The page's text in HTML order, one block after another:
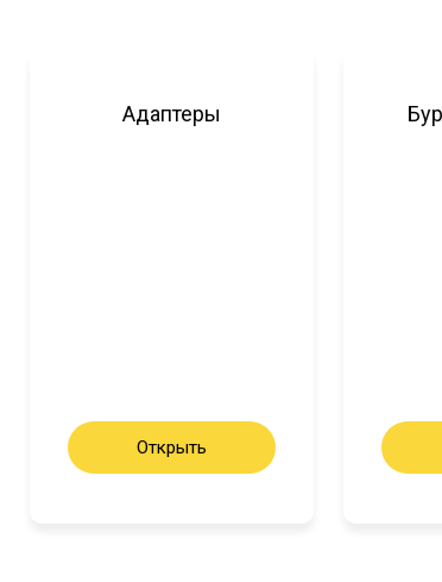
Адаптеры
Открыть